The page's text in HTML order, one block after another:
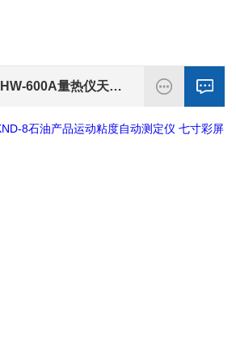
ZDHW-600A量热仪天科热量测定分析仪器 煤炭煤质量热仪